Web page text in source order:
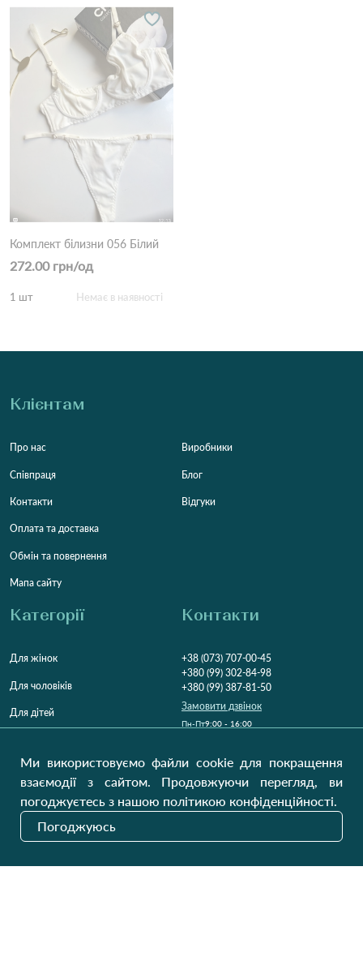
Комплект білизни 056 Білий
272.00 грн/од
1 шт Немає в наявності
Клієнтам
Про нас
Співпраця
Контакти
Оплата та доставка
Обмін та повернення
Мапа сайту
Виробники
Блог
Відгуки
Категорії
Для жінок
Для чоловіків
Для дітей
Контакти
+38 (073) 707-00-45
+380 (99) 302-84-98
+380 (99) 387-81-50
Замовити дзвінок
Пн-Пт9:00 - 16:00
Україна, Луцьк, 43000
Наші оновлення
Ми використовуємо файли cookie для покращення
взаємодії з сайтом. Продовжуючи перегляд, ви
погоджуєтесь з нашою політикою конфіденційності.
Погоджуюсь